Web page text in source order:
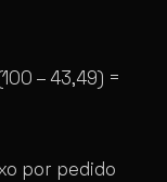
– 43,49) =
por pedido